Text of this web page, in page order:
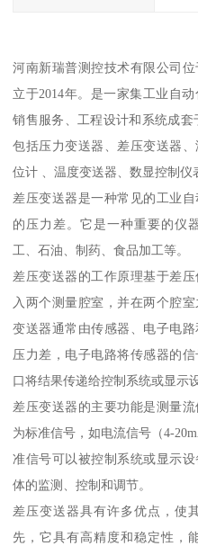
河南新瑞普测控技术有限公司
立于2014年。是一家集工业自
销售服务、工程设计和系统成
包括压力变送器、差压变送器
位计 、温度变送器、数显控制仪
差压变送器是一种常见的工业
的压力差。它是一种重要的仪
工、石油、制药、食品加工等。
差压变送器的工作原理基于差
入两个测量腔室，并在两个腔
变送器通常由传感器、电子电
压力差，电子电路将传感器的
口将结果传递给控制系统或显示
差压变送器的主要功能是测量
为标准信号，如电流信号（4-
准信号可以被控制系统或显示
体的监测、控制和调节。
差压变送器具有许多优点，使
先，它具有高精度和稳定性，